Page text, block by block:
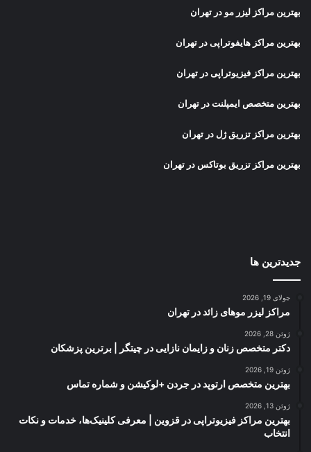
بهترین مراکز لیزر مو در تهران
بهترین مراکز هایفوتراپی در تهران
بهترین مراکز فیزیوتراپی در تهران
بهترین متخصص ایمپلنت در تهران
بهترین مراکز تزریق ژل در تهران
بهترین مراکز تزریق بوتاکس در تهران
جدیدترین ها
جولای 19, 2026
مراکز لیزر موهای زائد در تهران
ژوئن 28, 2026
دکتر متخصص زنان و زایمان نازایی در چیتگر | برترین پزشکان
ژوئن 19, 2026
بهترین متخصص ارتوپد در جردن +لوکیشن و شماره تماس
ژوئن 13, 2026
بهترین مراکز فیزیوتراپی در قزوین | معرفی کلینیک‌ها، خدمات و نکات
انتخاب